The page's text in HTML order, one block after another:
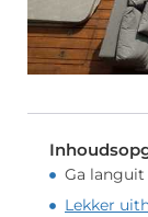
Ga
Lekker